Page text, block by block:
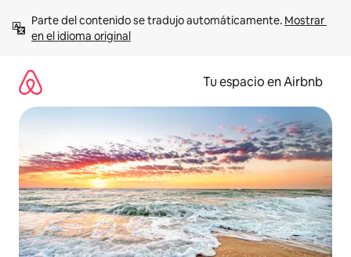
contenido
Parte del contenido se tradujo automáticamente. Mostrar
en el idioma original
Tu espacio en Airbnb